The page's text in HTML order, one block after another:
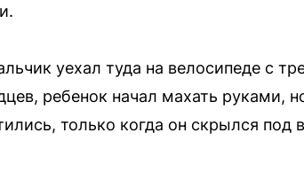
уехал туда на велосипеде с
ребенок начал махать руками,
только когда он скрылся под